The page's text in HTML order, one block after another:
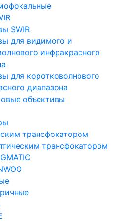
SWIR
для видимого и
инфракрасного
для коротковолнового
диапазона
объективы
трансфокатором
трансфокатором